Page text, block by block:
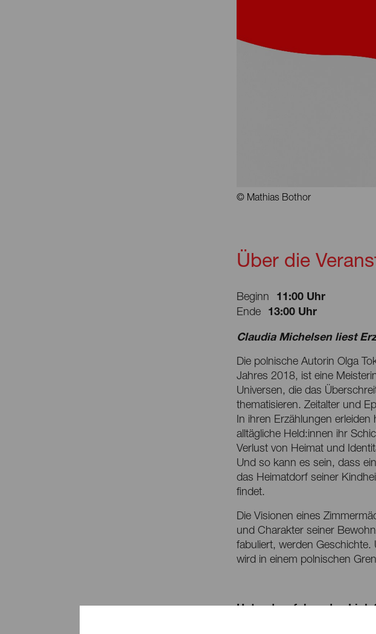
© Mathias Bothor
Über die
Beginn 11:00 Uhr
Ende
13:00 Uhr
Claudia Michelsen liest
Die polnische Autorin Olga
Jahres 2018, ist eine
Universen, die das
thematisieren. Zeitalter und
In ihren Erzählungen
alltägliche Held:innen ihr
Verlust von Heimat und
Und so kann es sein, dass
das Heimatdorf seiner
findet.
Die Visionen eines
und Charakter seiner
fabuliert, werden
wird in einem polnischen
Unter dem folgenden Link